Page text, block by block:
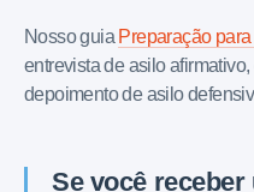
Nosso guia Preparação
entrevista de asilo
depoimento de asilo
Se você